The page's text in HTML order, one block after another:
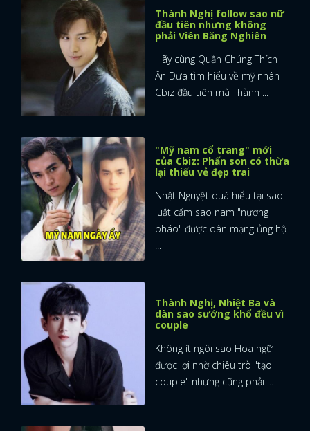
Thành Nghị follow sao nữ
đầu tiên nhưng không
phải Viên Băng Nghiên
Hãy cùng Quần Chúng Thích
Ăn Dưa tìm hiểu về mỹ nhân
Cbiz đầu tiên mà Thành ...
"Mỹ nam cổ trang" mới
của Cbiz: Phấn son có thừa
lại thiếu vẻ đẹp trai
Nhật Nguyệt quá hiểu tại sao
luật cấm sao nam "nương
pháo" được dân mạng ủng hộ
...
Thành Nghị, Nhiệt Ba và
dàn sao sướng khổ đều vì
couple
Không ít ngôi sao Hoa ngữ
được lợi nhờ chiêu trò "tạo
couple" nhưng cũng phải ...